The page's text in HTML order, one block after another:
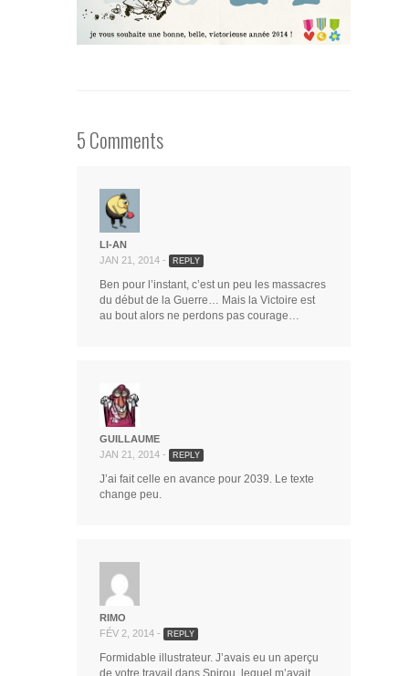
5 Comments
LI-AN
JAN 21, 2014 -
REPLY
Ben pour l’instant, c’est un peu les massacres
du début de la Guerre… Mais la Victoire est
au bout alors ne perdons pas courage…
GUILLAUME
JAN 21, 2014 -
REPLY
J’ai fait celle en avance pour 2039. Le texte
change peu.
RIMO
FÉV 2, 2014 -
REPLY
Formidable illustrateur. J’avais eu un aperçu